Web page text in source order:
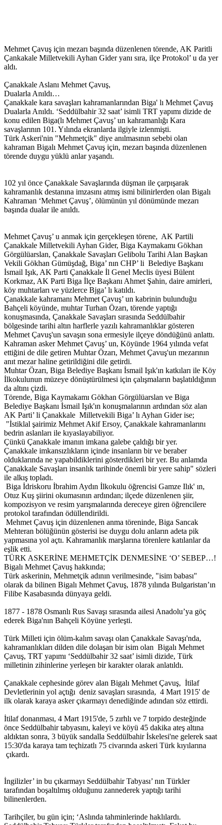
Mehmet Çavuş için mezarı başında düzenlenen törende, AK Paritli
Çankakale Milletvekili Ayhan Gider yanı sıra, ilçe Protokol’ u da yer
aldı.
Çanakkale Aslanı Mehmet Çavuş,
Dualarla Anıldı…
Çanakkale kara savaşları kahramanlarından Biga' lı Mehmet Çavuş
Dualarla Anıldı. ‘Seddülbahir 32 saat’ isimli TRT yapımı dizide de
konu edilen Biga(lı Mehmet Çavuş’ un kahramanlığı Kara
savaşlarının 101. Yılında ekranlarda ilgiyle izlenmişti.
Türk Askeri'nin "Mehmetçik" diye anılmasının sebebi olan
kahraman Bigalı Mehmet Çavuş için, mezarı başında düzenlenen
törende duygu yüklü anlar yaşandı.
102 yıl önce Çanakkale Savaşlarında düşman ile çarpışarak
kahramanlık destanına imzasını atmış ismi bilinirlerden olan Bigalı
Kahraman ‘Mehmet Çavuş’, ölümünün yıl dönümünde mezarı
başında dualar ile anıldı.
Mehmet Çavuş’ u anmak için gerçekleşen törene, AK Partili
Çanakkale Milletvekili Ayhan Gider, Biga Kaymakamı Gökhan
Görgülüarslan, Çanakkale Savaşları Gelibolu Tarihi Alan Başkan
Vekili Gökhan Gümüşdağ, Biga’ nın CHP’ li Belediye Başkanı
İsmail Işık, AK Parti Çanakkale İl Genel Meclis üyesi Bülent
Korkmaz, AK Parti Biga İlçe Başkanı Ahmet Şahin, daire amirleri,
köy muhtarları ve yüzlerce Bjga’ lı katıldı.
Çanakkale kahramanı Mehmet Çavuş’ un kabrinin bulunduğu
Bahçeli köyünde, muhtar Turhan Özarı, törende yaptığı
konuşmasında, Çanakkale Savaşları sırasında Seddülbahir
bölgesinde tarihi altın harflerle yazılı kahramanlıklar gösteren
Mehmet Çavuş'un savaşın sona ermesiyle ilçeye döndüğünü anlattı.
Kahraman asker Mehmet Çavuş’ un, Köyünde 1964 yılında vefat
ettiğini de dile getiren Muhtar Özarı, Mehmet Çavuş'un mezarının
anıt mezar haline getirildiğini dile getirdi.
Muhtar Özarı, Biga Belediye Başkanı İsmail Işık'ın katkıları ile Köy
İlkokulunun müzeye dönüştürülmesi için çalışmaların başlatıldığının
da altını çizdi.
Törende, Biga Kaymakamı Gökhan Görgülüarslan ve Biga
Belediye Başkanı İsmail Işık'ın konuşmalarının ardından söz alan
AK Parti’ li Çanakkale Milletvekili Biga’ lı Ayhan Gider ise;
"İstiklal şairimiz Mehmet Akif Ersoy, Çanakkale kahramanlarını
bedrin aslanları ile kıyaslayabiliyor.
Çünkü Çanakkale imanın imkana galebe çaldığı bir yer.
Çanakkale imkansızlıkların içinde insanların bir ve beraber
olduklarında ne yapabildiklerini gösterdikleri bir yer. Bu anlamda
Çanakkale Savaşları insanlık tarihinde önemli bir yere sahip" sözleri
ile alkış topladı.
Biga İdriskoru İbrahim Aydın İlkokulu öğrencisi Gamze Ilık' ın,
Otuz Kuş şiirini okumasının ardından; ilçede düzenlenen şiir,
kompozisyon ve resim yarışmalarında dereceye giren öğrencilere
protokol tarafından ödüllendirildi.
Mehmet Çavuş için düzenlenen anma töreninde, Biga Sancak
Mehteran bölüğünün gösterisi ise duygu dolu anların adeta pik
yapmasına yol açtı. Kahramanlık marşlarına törenlere katılanlar da
eşlik etti.
TÜRK ASKERİNE MEHMETÇİK DENMESİNE ‘O’ SEBEP…!
Bigalı Mehmet Çavuş hakkında;
Türk askerinin, Mehmetçik adının verilmesinde, "isim babası"
olarak da bilinen Bigalı Mehmet Çavuş, 1878 yılında Bulgaristan’ın
Filibe Kasabasında dünyaya geldi.
1877 - 1878 Osmanlı Rus Savaşı sırasında ailesi Anadolu’ya göç
ederek Biga'nın Bahçeli Köyüne yerleşti.
Türk Milleti için ölüm-kalım savaşı olan Çanakkale Savaşı'nda,
kahramanlıkları dilden dile dolaşan bir isim olan Bigalı Mehmet
Çavuş, TRT yapımı ‘Seddülbahir 32 saat’ isimli dizide, Türk
milletinin zihinlerine yerleşen bir karakter olarak anlatıldı.
Çanakkale cephesinde görev alan Bigalı Mehmet Çavuş, İtilaf
Devletlerinin yol açtığı deniz savaşları sırasında, 4 Mart 1915' de
ilk olarak karaya asker çıkarmayı denediğinde adından söz ettirdi.
İtilaf donanması, 4 Mart 1915'de, 5 zırhlı ve 7 torpido desteğinde
önce Seddülbahir tabyasını, kaleyi ve köyü 45 dakika ateş altına
aldıktan sonra, 3 büyük sandalla Seddülbahir İskelesi'ne gelerek saat
15:30'da karaya tam teçhizatlı 75 civarında askeri Türk kıyılarına
çıkardı.
İngilizler’ in bu çıkarmayı Seddülbahir Tabyası’ nın Türkler
tarafından boşaltılmış olduğunu zannederek yaptığı tarihi
bilinenlerden.
Tarihçiler, bu gün için; ‘Aslında tahminlerinde haklılardı.